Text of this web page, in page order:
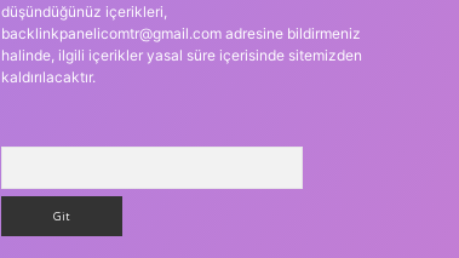
düşündüğünüz içerikleri,
backlinkpanelicomtr@gmail.comadresine bildirmeniz
halinde, ilgili içerikler yasal süre içerisinde sitemizden
kaldırılacaktır.